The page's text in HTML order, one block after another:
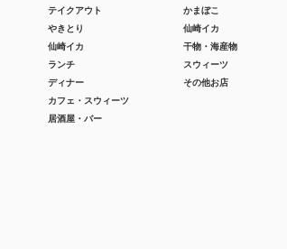
テイクアウト
やきとり
仙崎イカ
ランチ
ディナー
カフェ・スウィーツ
居酒屋・バー
かまぼこ
仙崎イカ
干物・海産物
スウィーツ
その他お店